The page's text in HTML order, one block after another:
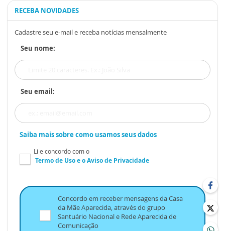
RECEBA NOVIDADES
Cadastre seu e-mail e receba notícias mensalmente
Seu nome:
Seu email:
Saiba mais sobre como usamos seus dados
Li e concordo com o
Termo de Usoe oAviso de Privacidade
Concordo em receber mensagens da Casa
da Mãe Aparecida, através do grupo
Santuário Nacional e Rede Aparecida de
Comunicação